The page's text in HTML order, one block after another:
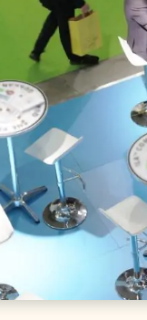
In je gebouw
Op vervoer
In de